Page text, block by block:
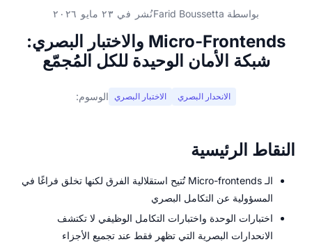
نُشر في ٢٣ مايو ٢٠٢٦ بواسطة Farid Boussetta
Micro-Frontends والاختبار البصري:
شبكة الأمان الوحيدة للكل المُجمّع
الوسوم: الاختبار البصري الانحدار البصري
النقاط الرئيسية
الـ Micro-frontends تُتيح استقلالية الفرق لكنها تخلق فراغًا في
المسؤولية عن التكامل البصري
اختبارات الوحدة واختبارات التكامل الوظيفي لا تكتشف
الانحدارات البصرية التي تظهر فقط عند تجميع الأجزاء